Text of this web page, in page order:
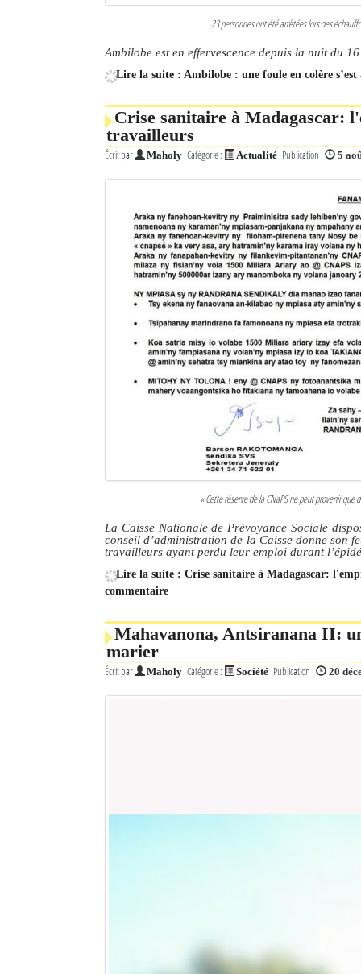
23 personnes ont été arrêtées lors des
Ambilobe est en effervescence depuis la nuit du
Lire la suite : Ambilobe : une foule en colère
Crise sanitaire à Madagascar:
travailleurs
Écrit par Maholy Catégorie : Actualité Publication : 5
« Cette réserve de la CNaPS ne peut provenir que
La Caisse Nationale de Prévoyance Sociale
conseil d’administration de la Caisse donne son
travailleurs ayant perdu leur emploi durant
Lire la suite : Crise sanitaire à Madagascar:
commentaire
Mahavanona, Antsiranana II:
marier
Écrit par Maholy Catégorie : Société Publication : 20